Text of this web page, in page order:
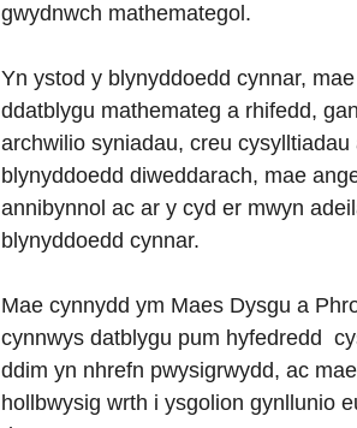
gwydnwch mathemategol.
Yn ystod y blynyddoedd cynnar,
ddatblygu mathemateg a rhifedd,
archwilio syniadau, creu
blynyddoedd diweddarach, mae
annibynnol ac ar y cyd er mwyn
blynyddoedd cynnar.
Mae cynnydd ym Maes Dysgu a
cynnwys datblygu pum hyfedredd
ddim yn nhrefn pwysigrwydd, ac
hollbwysig wrth i ysgolion gynllunio